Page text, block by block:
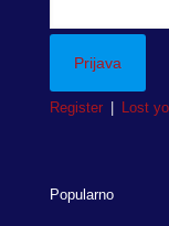
Register Lost
Popularno